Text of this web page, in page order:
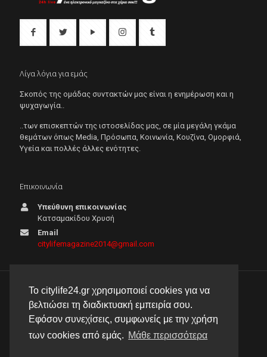
Το citylife24.gr χρησιμοποιεί cookies για να
βελτιώσει τη διαδικτυακή εμπειρία σου.
Εφόσον συνεχίσεις, συμφωνείς με την χρήση
των cookies από εμάς. Μάθε περισσότερα
Λίγα λόγια για εμάς
Σκοπός της ομάδας συντακτών μας είναι η ενημέρωση και η
ψυχαγωγία..
..των επισκεπτών της ιστοσελίδας μας, σε μία μεγάλη γκάμα
θεμάτων όπως Μedia, Πρόσωπα, Κοινωνία, Κουζίνα, Ομορφιά,
Υγεία και πολλές άλλες ενότητες.
Επικοινωνία
Υπεύθυνη επικοινωνίας
Κατσαμακίδου Χρυσή
Email
citylifemagazine2014@gmail.com
© 2026 City Life 24 | Με την επιφύλαξη κάθε νόμιμου
δικαιώματος |
Πολιτική απορρήτου
δημιουργία & φιλοξενία ιστοσελίδας bymanbiz isp